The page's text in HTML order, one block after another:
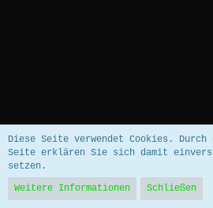
Community-Software:
Diese Seite verwendet Cookies. Durch
Seite erklären Sie sich damit
setzen.
Weitere Informationen
Schließen